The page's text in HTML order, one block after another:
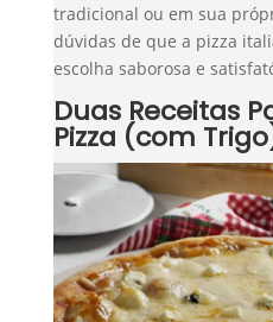
tradicional ou em sua
dúvidas de que a pizza
escolha saborosa e
Duas Receitas
Pizza (com